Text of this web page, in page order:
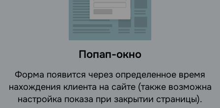
Попап-окно
Форма появится через определенное время
нахождения клиента на сайте (также возможна
настройка показа при закрытии страницы).